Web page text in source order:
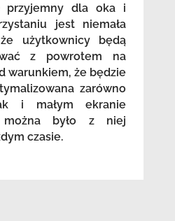
przyjemny dla oka i
jest niemała
użytkownicy będą
z powrotem na
warunkiem, że będzie
zarówno
i małym ekranie
było z niej
czasie.